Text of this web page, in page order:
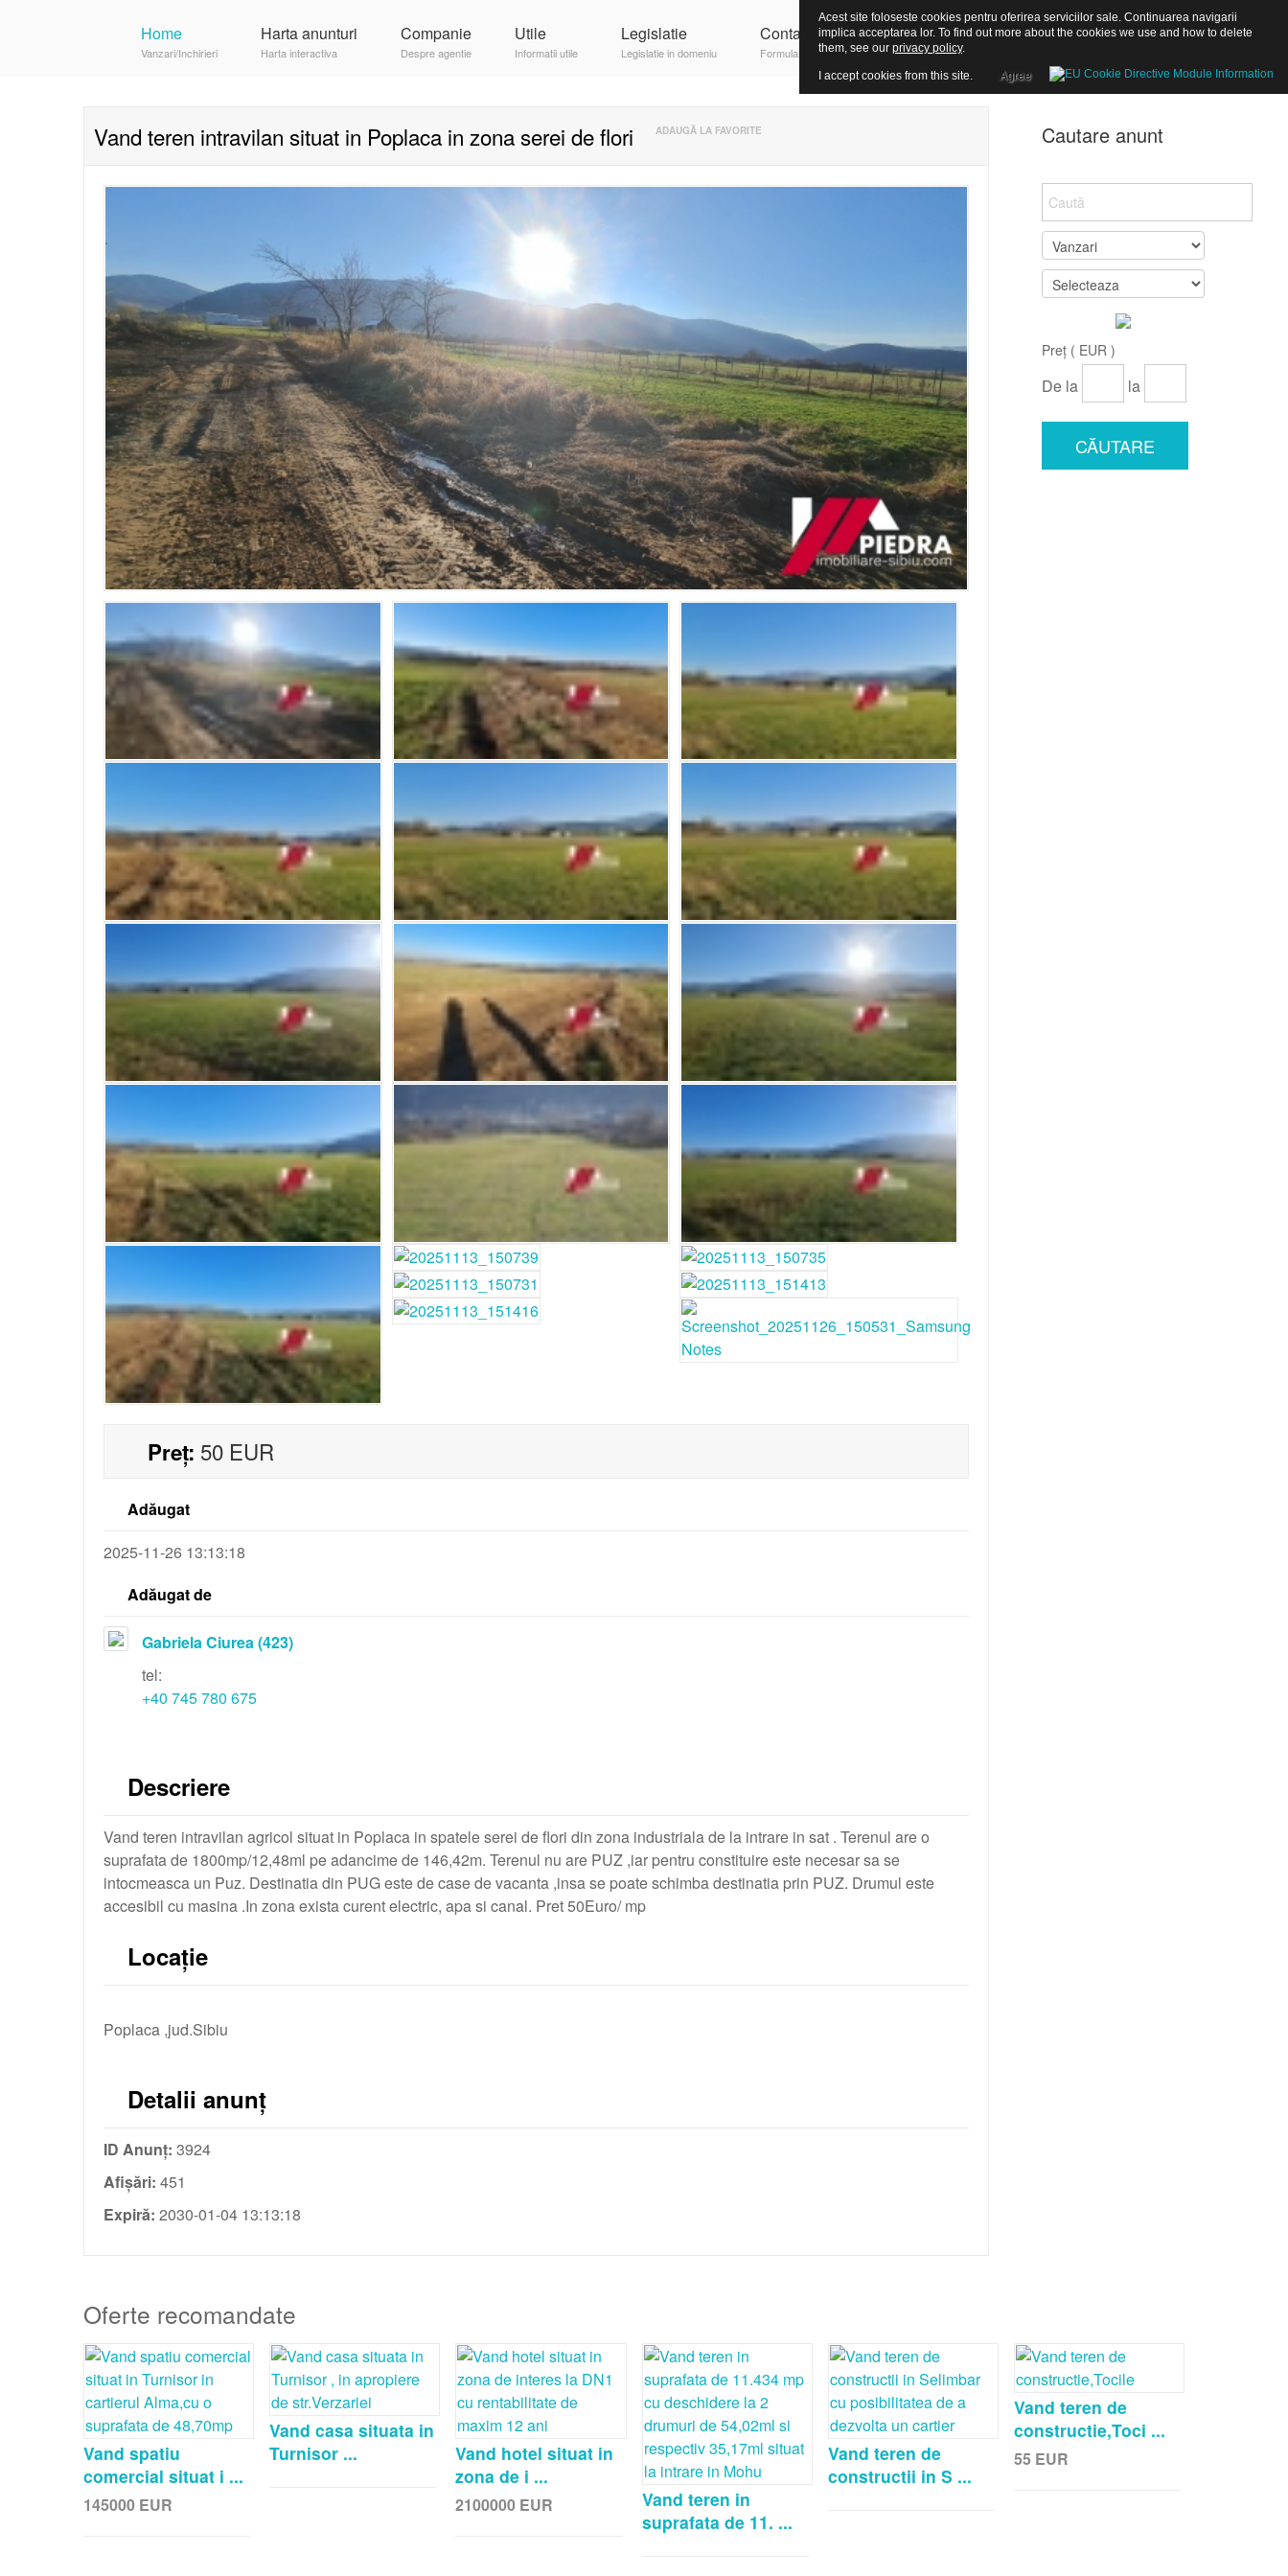
Home
Vanzari/Inchirieri
Harta anunturi
Harta interactiva
Companie
Despre agentie
Utile
Informatii utile
Legislatie
Legislatie in domeniu
Contact
Formular contact
Vand teren intravilan situat in Poplaca in zona serei de flori ADAUGĂ LA FAVORITE
Preț: 50 EUR
Adăugat
2025-11-26 13:13:18
Adăugat de
Gabriela Ciurea (423)
tel:
+40 745 780 675
Descriere
Vand teren intravilan agricol situat in Poplaca in spatele serei de flori din zona industriala de la intrare in sat . Terenul are o
suprafata de 1800mp/12,48ml pe adancime de 146,42m. Terenul nu are PUZ ,iar pentru constituire este necesar sa se
intocmeasca un Puz. Destinatia din PUG este de case de vacanta ,insa se poate schimba destinatia prin PUZ. Drumul este
accesibil cu masina .In zona exista curent electric, apa si canal. Pret 50Euro/ mp
Locație
Poplaca ,jud.Sibiu
Detalii anunț
ID Anunț: 3924
Afișări: 451
Expiră: 2030-01-04 13:13:18
Cautare anunt
Preț ( EUR )
De la la
CĂUTARE
Oferte recomandate
Vand spatiu
comercial situat i ...
145000 EUR
Vand casa situata in
Turnisor ...
Vand hotel situat in
zona de i ...
2100000 EUR
Vand teren in
suprafata de 11. ...
Vand teren de
constructii in S ...
Vand teren de
constructie,Toci ...
55 EUR
Acest site foloseste cookies pentru oferirea serviciilor sale. Continuarea navigarii
implica acceptarea lor. To find out more about the cookies we use and how to delete
them, see our privacy policy.
I accept cookies from this site. Agree